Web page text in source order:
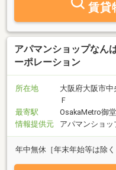
賃貸
アパマンショップなん
ーポレーション
所在地
大阪府大阪市中
Ｆ
最寄駅
OsakaMetro御
情報提供元
アパマンショッ
年中無休［年末年始等は除く